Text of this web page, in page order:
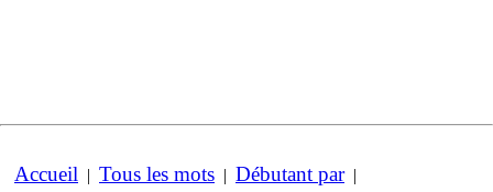
Accueil | Tous les mots | Débutant par|